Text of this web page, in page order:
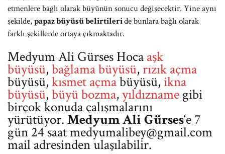
etmenlere bağlı olarak büyünün sonucu değişecektir. Yine aynı
şekilde,papaz büyüsü belirtileride bunlara bağlı olarak
farklı şekillerde ortaya çıkmaktadır.
Medyum Ali Gürses Hoca aşk
büyüsü,bağlama büyüsü, rızık açma
büyüsü,kısmet açmabüyüsü,ikna
büyüsü,büyü bozma,yıldızname gibi
birçok konuda çalışmalarını
yürütüyor. Medyum Ali Gürses‘e 7
gün 24 saatmedyumalibey@gmail.com
mail adresinden ulaşılabilir.